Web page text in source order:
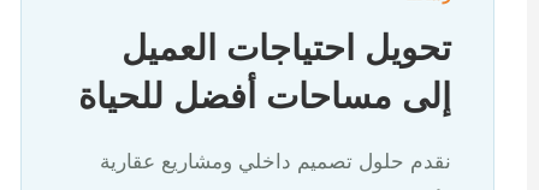
تحويل احتياجات العميل
إلى مساحات أفضل للحياة
نقدم حلول تصميم داخلي ومشاريع عقارية